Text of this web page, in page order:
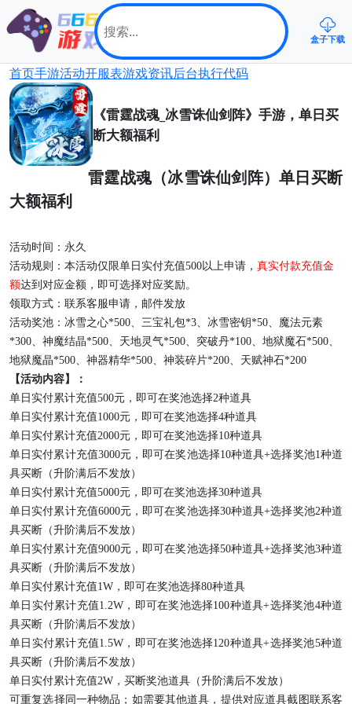
盒子下载
首页手游活动开服表游戏资讯后台执行代码
《雷霆战魂_冰雪诛仙剑阵》手游，单日买
断大额福利
雷霆战魂（冰雪诛仙剑阵）单日买断
大额福利
活动时间 ： 永久
活动规则： 本活动仅限单日 实付充值500以上申请， 真实付款充值金
额达到对应金额，即可选择对应奖励。
领取方式： 联系客服申请，邮件发放
活动奖池：冰雪之心*500、三宝礼包*3、冰雪密钥*50、魔法元素
*300、神魔结晶*500、天地灵气*500、突破丹*100、地狱魔石*500、
地狱魔晶*500、神器精华*500、神装碎片*200、天赋神石*200
【活动内容】：
单日实付累计充值500元，即可在奖池选择2种道具
单日实付累计充值1000元，即可在奖池选择4种道具
单日实付累计充值2000元，即可在奖池选择10种道具
单日实付累计充值3000元，即可在奖池选择10种道具+选择奖池1种道
具买断（升阶满后不发放）
单日实付累计充值5000元，即可在奖池选择30种道具
单日实付累计充值6000元，即可在奖池选择30种道具+选择奖池2种道
具买断（升阶满后不发放）
单日实付累计充值9000元，即可在奖池选择50种道具+选择奖池3种道
具买断（升阶满后不发放）
单日实付累计充值1W，即可在奖池选择80种道具
单日实付累计充值1.2W，即可在奖池选择100种道具+选择奖池4种道
具买断（升阶满后不发放）
单日实付累计充值1.5W，即可在奖池选择120种道具+选择奖池5种道
具买断（升阶满后不发放）
单日实付累计充值2W，买断奖池道具（升阶满后不发放）
可重复选择同一种物品；如需要其他道具，提供对应道具截图联系客